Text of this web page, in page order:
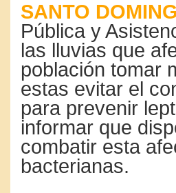
SANTO
Pública y
las lluvias que
población tomar
estas evitar el
para prevenir
informar que
combatir esta
bacterianas.